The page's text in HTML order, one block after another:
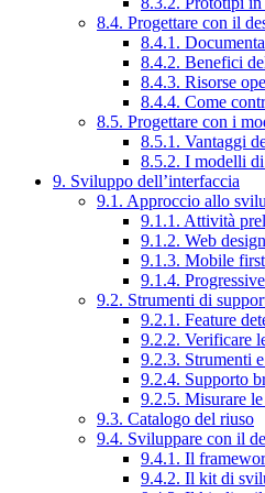
8.4. Progettare con il
8.4.1.
8.4.2. Benefici
8.4.3. Risorse
8.4.4. Come
8.5. Progettare con i
8.5.1. Vantaggi
8.5.2. I modelli
9. Sviluppo dell’interfaccia
9.1. Approccio allo
9.1.1. Attività
9.1.2. Web
9.1.3. Mobile first
9.1.4.
9.2. Strumenti di
9.2.1. Feature
9.2.2. Verificare
9.2.3. Strumenti
9.2.4. Supporto
9.2.5. Misurare
9.3. Catalogo del riuso
9.4. Sviluppare con il
9.4.1. Il
9.4.2. Il kit di